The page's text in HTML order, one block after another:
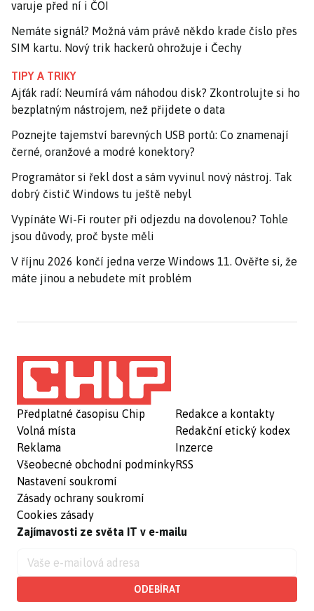
varuje před ní i ČOI
Nemáte signál? Možná vám právě někdo krade číslo přes
SIM kartu. Nový trik hackerů ohrožuje i Čechy
TIPY A TRIKY
Ajťák radí: Neumírá vám náhodou disk? Zkontrolujte si ho
bezplatným nástrojem, než přijdete o data
Poznejte tajemství barevných USB portů: Co znamenají
černé, oranžové a modré konektory?
Programátor si řekl dost a sám vyvinul nový nástroj. Tak
dobrý čistič Windows tu ještě nebyl
Vypínáte Wi-Fi router při odjezdu na dovolenou? Tohle
jsou důvody, proč byste měli
V říjnu 2026 končí jedna verze Windows 11. Ověřte si, že
máte jinou a nebudete mít problém
Předplatné časopisu Chip
Volná místa
Reklama
Všeobecné obchodní podmínky
Nastavení soukromí
Zásady ochrany soukromí
Cookies zásady
Redakce a kontakty
Redakční etický kodex
Inzerce
RSS
Zajímavosti ze světa IT v e-mailu
ODEBÍRAT